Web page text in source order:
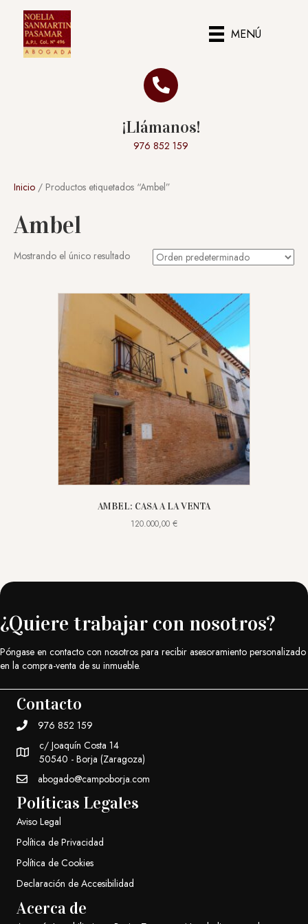
MENÚ
¡Llámanos!
976 852 159
Inicio / Productos etiquetados “Ambel”
Ambel
Mostrando el único resultado
AMBEL: CASA A LA VENTA
120.000,00 €
¿Quiere trabajar con nosotros?
Póngase en contacto con nosotros para recibir asesoramiento personalizado
en la compra-venta de su inmueble.
Contacto
976 852 159
c/ Joaquín Costa 14
50540 - Borja (Zaragoza)
abogado@campoborja.com
Políticas Legales
Aviso Legal
Política de Privacidad
Política de Cookies
Declaración de Accesibilidad
Acerca de